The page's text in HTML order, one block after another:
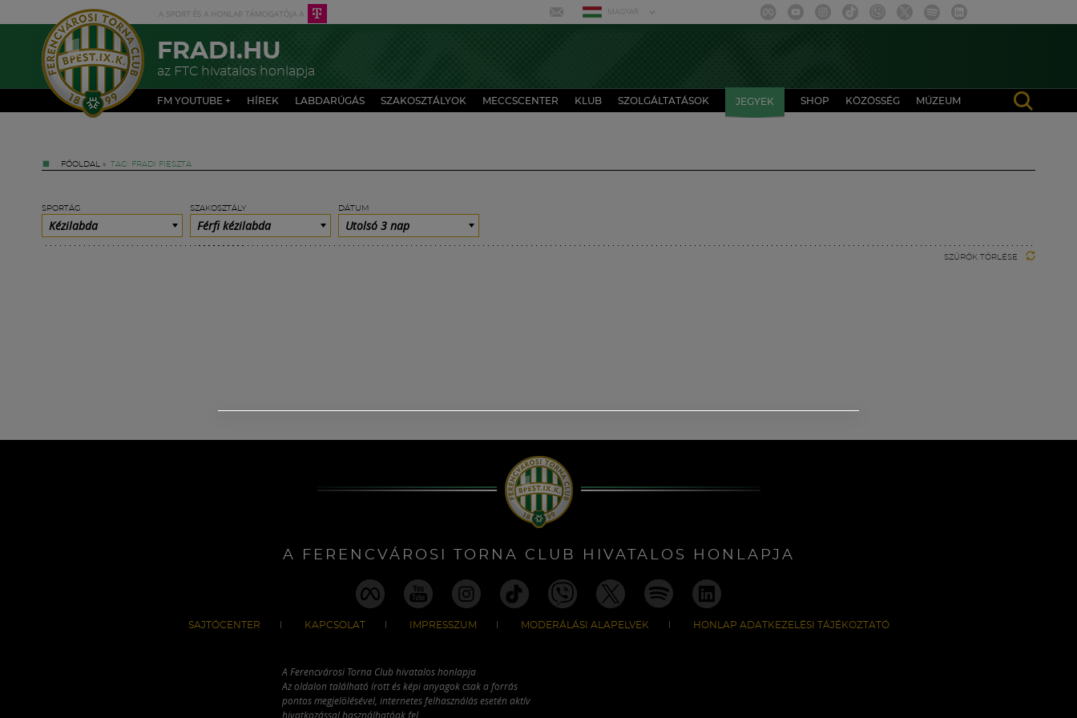
MAGYAR
FRADI.HU
az FTC hivatalos honlapja
FM YOUTUBE + HÍREK LABDARÚGÁS SZAKOSZTÁLYOK MECCSCENTER KLUB SZOLGÁLTATÁSOK JEGYEK SHOP KÖZÖSSÉG MÚZEUM
FŐOLDAL » TAG: FRADI FIESZTA
SPORTÁG
Kézilabda
SZAKOSZTÁLY
Férfi kézilabda
DÁTUM
Utolsó 3 nap
SZŰRŐK TÖRLÉSE
A FERENCVÁROSI TORNA CLUB HIVATALOS HONLAPJA
SAJTÓCENTER KAPCSOLAT IMPRESSZUM MODERÁLÁSI ALAPELVEK HONLAP ADATKEZELÉSI TÁJÉKOZTATÓ
A Ferencvárosi Torna Club hivatalos honlapja
Az oldalon található írott és képi anyagok csak a forrás
pontos megjelölésével, internetes felhasználás esetén aktív
hivatkozással használhatóak fel.